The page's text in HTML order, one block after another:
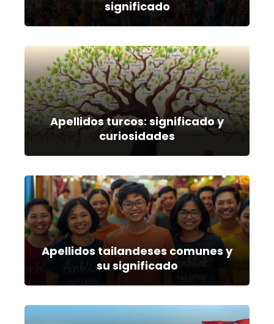
significado
Apellidos turcos: significado y
curiosidades
Apellidos tailandeses comunes y
su significado